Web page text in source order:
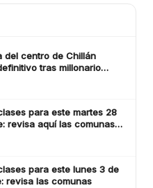
del centro de Chillán
tras millonario
del reciente
para este martes 28
revisa aquí las comunas y
para este lunes 3 de
revisa las comunas